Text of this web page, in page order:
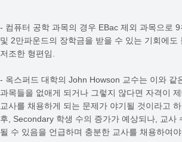
- 컴퓨터 공학 과목의 경우 EBac 제외 과목으로
및 2만파운드의 장학금을 받을 수 있는 기회에도
저조한 형편임.
- 옥스퍼드 대학의 John Howson 교수는 이와 같
과목들을 없애게 되거나 그렇지 않다면 자격이
교사를 채용하게 되는 문제가 야기될 것이라고
후, Secondary 학생 수의 증가가 예상되나, 교사
될 수 있음을 언급하며 충분한 교사를 채용하여